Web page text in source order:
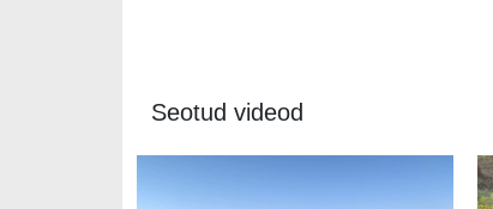
Seotud videod